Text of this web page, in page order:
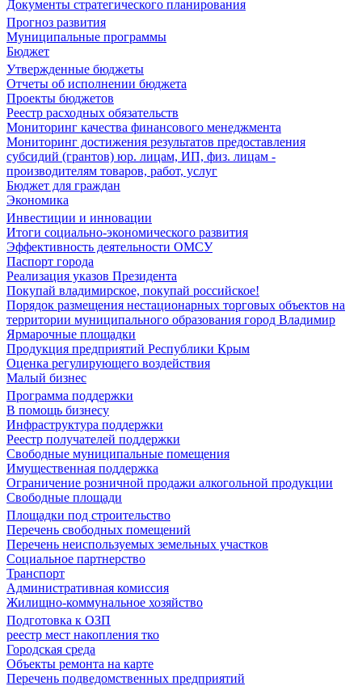
Документы стратегического планирования
Прогноз развития
Муниципальные программы
Бюджет
Утвержденные бюджеты
Отчеты об исполнении бюджета
Проекты бюджетов
Реестр расходных обязательств
Мониторинг качества финансового менеджмента
Мониторинг достижения результатов предоставления
субсидий (грантов) юр. лицам, ИП, физ. лицам -
производителям товаров, работ, услуг
Бюджет для граждан
Экономика
Инвестиции и инновации
Итоги социально-экономического развития
Эффективность деятельности ОМСУ
Паспорт города
Реализация указов Президента
Покупай владимирское, покупай российское!
Порядок размещения нестационарных торговых объектов на
территории муниципального образования город Владимир
Ярмарочные площадки
Продукция предприятий Республики Крым
Оценка регулирующего воздействия
Малый бизнес
Программа поддержки
В помощь бизнесу
Инфраструктура поддержки
Реестр получателей поддержки
Свободные муниципальные помещения
Имущественная поддержка
Ограничение розничной продажи алкогольной продукции
Свободные площади
Площадки под строительство
Перечень свободных помещений
Перечень неиспользуемых земельных участков
Социальное партнерство
Транспорт
Административная комиссия
Жилищно-коммунальное хозяйство
Подготовка к ОЗП
реестр мест накопления тко
Городская среда
Объекты ремонта на карте
Перечень подведомственных предприятий